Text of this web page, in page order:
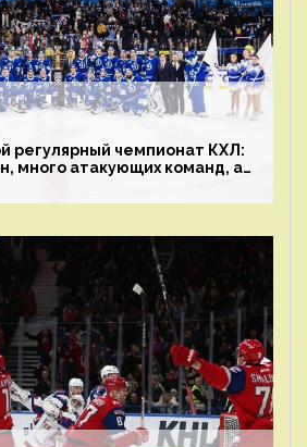
регулярный чемпионат КХЛ:
много атакующих команд, а